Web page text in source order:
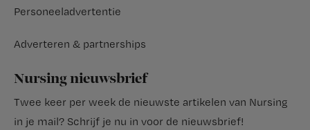
Personeeladvertentie
Adverteren & partnerships
Nursing nieuwsbrief
Twee keer per week de nieuwste artikelen van Nursing
in je mail? Schrijf je nu in voor de nieuwsbrief!